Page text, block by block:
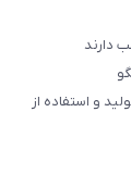
دارند
و استفاده از